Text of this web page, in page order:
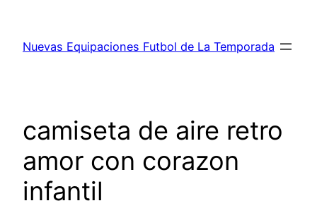
contenido
Nuevas Equipaciones Futbol de La Temporada
camiseta de aire retro
amor con corazon
infantil